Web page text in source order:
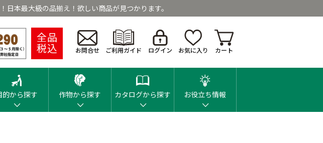
本最大級の品揃え！欲しい商品が見つかります。
全品
税込 お問合せ ご利用ガイド ログイン お気に入り カート
的から探す 作物から探す カタログから探す お役立ち情報